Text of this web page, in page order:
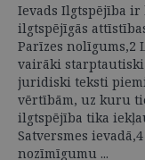
Ievads Ilgtspējība ir
ilgtspējīgās
Parīzes nolīgums,2
vairāki
juridiski teksti
vērtībām, uz kuru
ilgtspējība tika
Satversmes
nozīmīgumu ...